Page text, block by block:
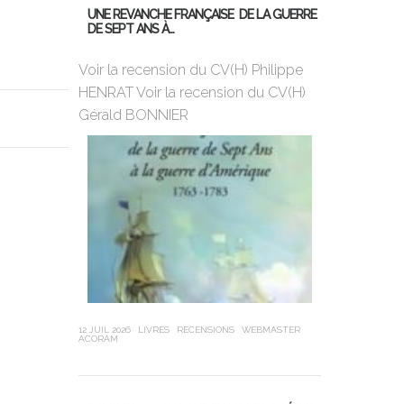
UNE REVANCHE FRANÇAISE DE LA GUERRE
DE SEPT ANS À…
Voir la recension du CV(H) Philippe
HENRAT Voir la recension du CV(H)
Gérald BONNIER
12 JUIL 2026 LIVRES RECENSIONS
WEBMASTER
ACORAM